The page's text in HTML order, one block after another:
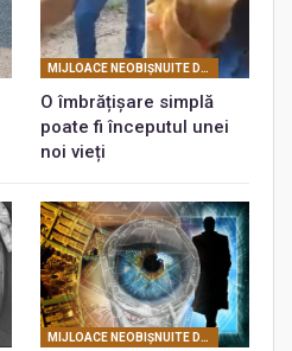
MIJLOACE NEOBIŞNUITE DE A CUNOAŞTE ŞI DE A COMUNICA
O îmbrățișare simplă
poate fi începutul unei
noi vieți
MIJLOACE NEOBIŞNUITE DE A CUNOAŞTE ŞI DE A COMUNICA